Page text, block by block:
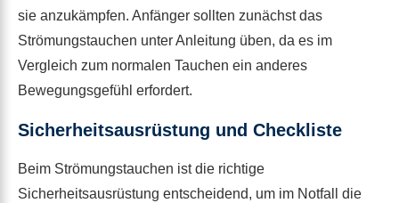
sie anzukämpfen. Anfänger sollten zunächst das
Strömungstauchen unter Anleitung üben, da es im
Vergleich zum normalen Tauchen ein anderes
Bewegungsgefühl erfordert.
Sicherheitsausrüstung und Checkliste
Beim Strömungstauchen ist die richtige
Sicherheitsausrüstung entscheidend, um im Notfall die